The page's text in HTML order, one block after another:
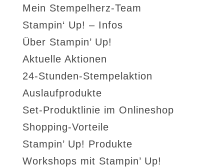
Mein Stempelherz-Team
Stampin‘ Up! – Infos
Über Stampin’ Up!
Aktuelle Aktionen
24-Stunden-Stempelaktion
Auslaufprodukte
Set-Produktlinie im Onlineshop
Shopping-Vorteile
Stampin’ Up! Produkte
Workshops mit Stampin’ Up!